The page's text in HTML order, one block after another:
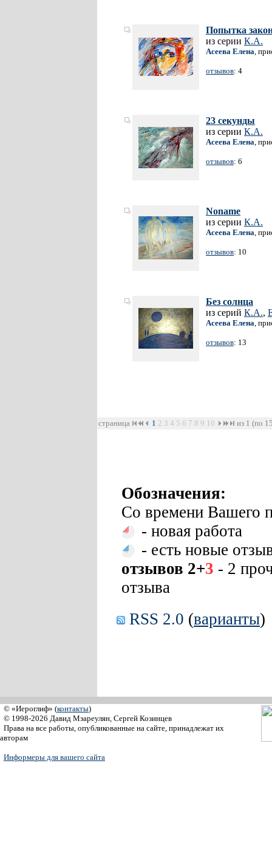
Попытка
из серии К.А.
Асеева Елена,
отзывов: 4
23 секунды
из серии К.А.
Асеева Елена,
отзывов: 6
Noname
из серии К.А.
Асеева Елена,
отзывов: 10
Без солнца
из серий К.А.,
Асеева Елена,
отзывов: 13
страница 1 2 3 4 5 6 7 8 9 10 из 1 (по
Обозначения:
Со времени Вашего
- новая работа
- есть новые
отзывов 2+3 - 2
отзыва
RSS 2.0 (варианты)
© «Иероглиф» (контакты)
© 1998-2026 Давид Мзареулян, Сергей Козинцев
Права на все работы, опубликованные на сайте, принадлежат их
авторам
Информеры для вашего сайта